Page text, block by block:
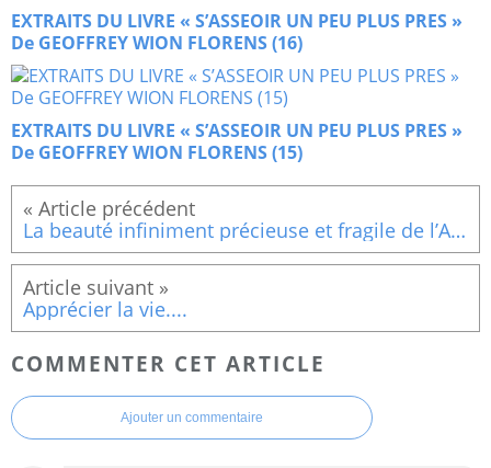
EXTRAITS DU LIVRE « S’ASSEOIR UN PEU PLUS PRES »
De GEOFFREY WION FLORENS (16)
EXTRAITS DU LIVRE « S’ASSEOIR UN PEU PLUS PRES »
De GEOFFREY WION FLORENS (15)
La beauté infiniment précieuse et fragile de l’Amour (10)
Apprécier la vie....
COMMENTER CET ARTICLE
Ajouter un commentaire